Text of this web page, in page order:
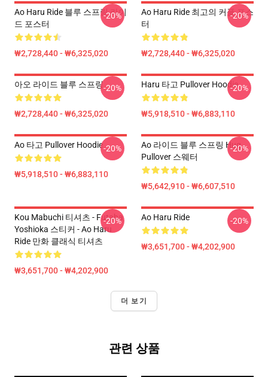
Ao Haru Ride 블루 스프링 라이
드 포스터
₩2,728,440 - ₩6,325,020
-20%
Ao Haru Ride 최고의 커플 포스
터
₩2,728,440 - ₩6,325,020
-20%
아오 라이드 블루 스프링
₩2,728,440 - ₩6,325,020
-20% Haru 타고 Pullover Hoodie
₩5,918,510 - ₩6,883,110
-20%
Ao 타고 Pullover Hoodie
₩5,918,510 - ₩6,883,110
-20%
Ao 라이드 블루 스프링 Hug
Pullover 스웨터
₩5,642,910 - ₩6,607,510
-20%
Kou Mabuchi 티셔츠 - Futaba
Yoshioka 스티커 - Ao Haru
Ride 만화 클래식 티셔츠
₩3,651,700 - ₩4,202,900
-20% Ao Haru Ride
₩3,651,700 - ₩4,202,900
-20%
더 보기
관련 상품